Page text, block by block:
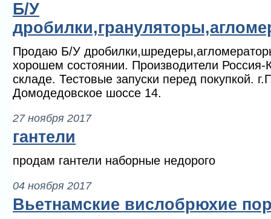
Б/У
Продаю Б/У
хорошем состоянии. Производители Россия-
складе. Тестовые запуски перед покупкой.
Домодедовское шоссе 14.
27 ноября 2017
гантели
продам гантели наборные недорого
04 ноября 2017
Вьетнамские вислобрюхие